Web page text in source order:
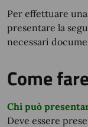
Per effettuare
presentare la
necessari
Come
Chi può
Deve essere